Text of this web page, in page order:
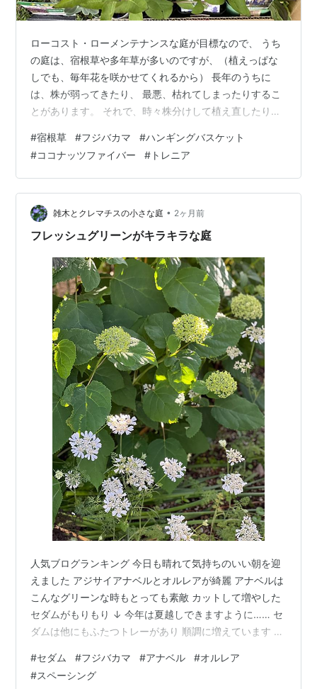
ローコスト・ローメンテナンスな庭が目標なので、 うち
の庭は、宿根草や多年草が多いのですが、（植えっぱな
しでも、毎年花を咲かせてくれるから） 長年のうちに
は、株が弱ってきたり、 最悪、枯れてしまったりするこ
とがあります。 それで、時々株分けして植え直したり、
更新？アップデート？的なメンテナンスをしています。
花木センターで宿根草中心に苗を買ってきました。 サル
ビアネモローサ、桔梗、ジャーマンダーセージ。 ぺペロ
ミア（スイカペペ）、グランドカバー用のタイムも。 こ
ちらは、フジバカマ、ガウラ。 値引きシールのジニアプ
ロフュージョンバイカラー、ト…
#宿根草 #フジバカマ #ハンギングバスケット
#ココナッツファイバー # トレニア
雑木とクレマチスの小さな庭 • 2ヶ月前
フレッシュグリーンがキラキラな庭
人気ブログランキング 今日も晴れて気持ちのいい朝を迎
えました アジサイアナベルとオルレアが綺麗 アナベルは
こんなグリーンな時もとっても素敵 カットして増やした
セダムがもりもり ↓ 今年は夏越しできますように…… セ
ダムは他にもふたつトレーがあり 順調に増えています 増
庭に撒いています それはジューンベリーやアナベルの株
もとで 増えています トレーにギュウギュウにしていた多
#セダム #フジバカマ #アナベル #オルレア
#スペーシング